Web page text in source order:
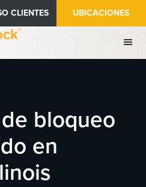
CLIENTES UBICACIONES
bloqueo
en